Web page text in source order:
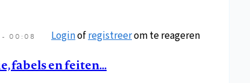
- 00:08 Loginofregistreerom te reageren
fabels en feiten...